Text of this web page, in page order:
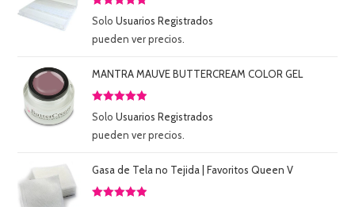
Valorado
5
SoloUsuarios Registrados
pueden ver precios.
MANTRA MAUVE BUTTERCREAM COLOR GEL
Valorado
5
SoloUsuarios Registrados
pueden ver precios.
Gasa de Tela no Tejida | Favoritos Queen V